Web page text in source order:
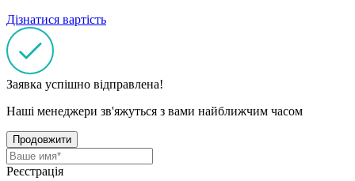
Дізнатися вартість
Заявка успішно відправлена!
Наші менеджери зв'яжуться з вами найближчим часом
Продовжити
Реєстрація